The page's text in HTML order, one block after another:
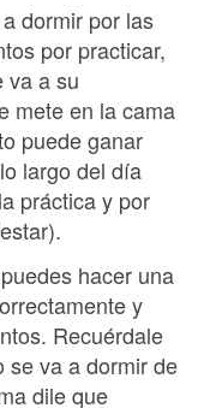
dormir por las
por practicar,
va a su
mete en la cama
puede ganar
largo del día
práctica y por
hacer una
y
Recuérdale
se va a dormir de
dile que